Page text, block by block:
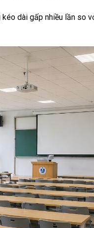
dài gấp nhiều lần so